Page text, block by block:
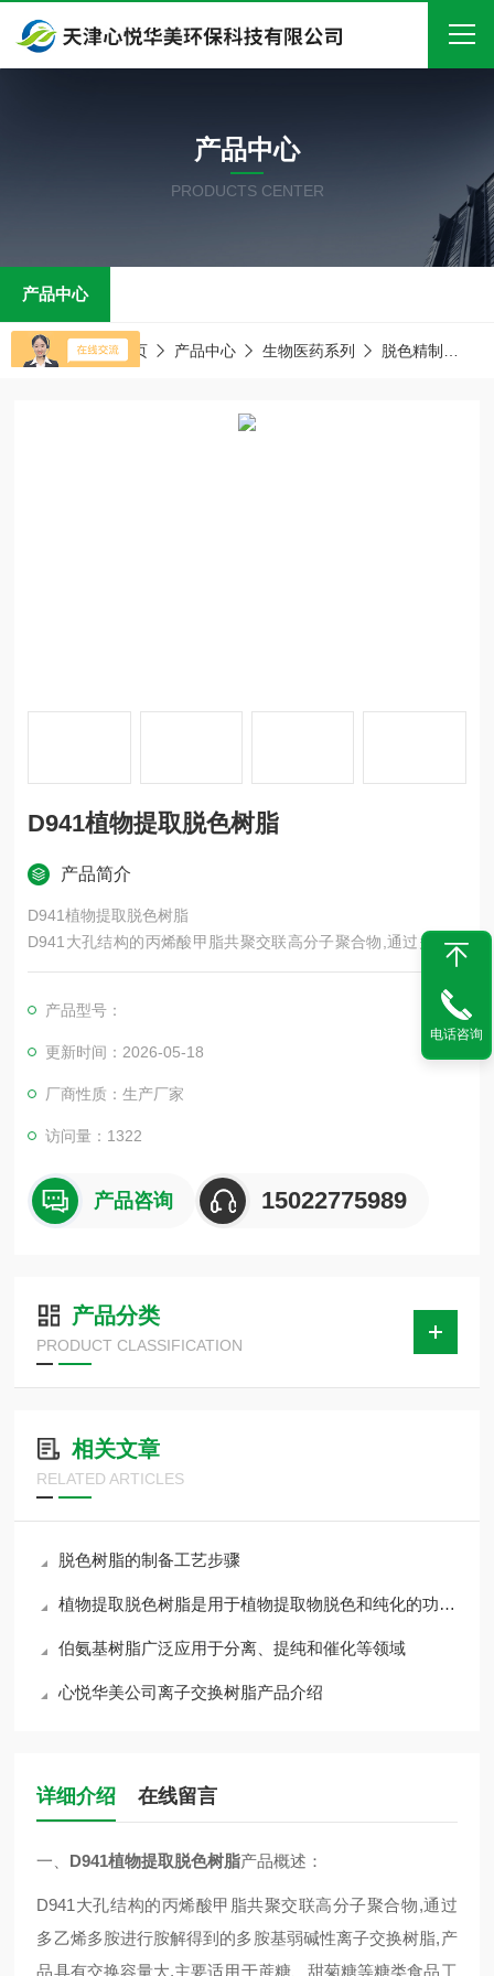
关于我们
产品中心
在线留言
产品中心
PRODUCTS CENTER
产品中心
当前位置：首页 产品中心 生物医药系列 脱色精制
D941植物提取脱色树脂
产品简介
D941植物提取脱色树脂
D941大孔结构的丙烯酸甲脂共聚交联高分子聚合物,通过多乙烯
多胺进行胺解得到的多胺基弱碱性离子交换树脂,产品具有交换容
量大,主要适用于蔗糖、甜菊糖等糖类食品工业中的精制脱色,也
适用于人参皂甙、三七皂甙等天然药物以及中药复方药物的脱
色。
产品型号：
更新时间：2026-05-18
厂商性质：生产厂家
访问量：1322
产品咨询 15022775989
产品分类
PRODUCT CLASSIFICATION
相关文章
RELATED ARTICLES
脱色树脂的制备工艺步骤
植物提取脱色树脂是用于植物提取物脱色和纯化的功能性材料
伯氨基树脂广泛应用于分离、提纯和催化等领域
心悦华美公司离子交换树脂产品介绍
详细介绍 在线留言
一、 D941植物提取脱色树脂产品概述：
D941大孔结构的丙烯酸甲脂共聚交联高分子聚合物,通过
多乙烯多胺进行胺解得到的多胺基弱碱性离子交换树脂,产
品具有交换容量大,主要适用于蔗糖、甜菊糖等糖类食品工
电话咨询